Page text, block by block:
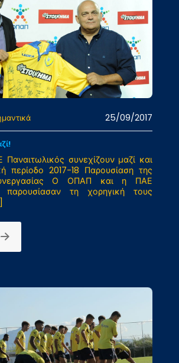
25/09/2017
συνεχίζουν μαζί και
περίοδο 2017-18 Παρουσίαση της
Ο ΟΠΑΠ και η ΠΑΕ
παρουσίασαν τη χορηγική τους